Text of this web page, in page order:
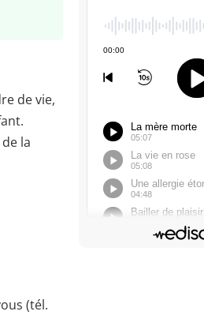
de vie,
la
(tél.